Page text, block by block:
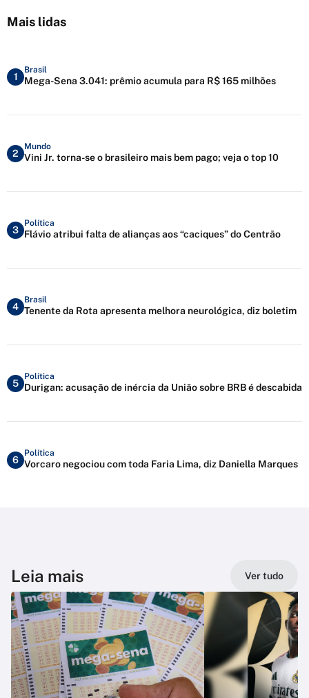
Mais lidas
1
Brasil
Mega-Sena 3.041: prêmio acumula para R$ 165 milhões
2
Mundo
Vini Jr. torna-se o brasileiro mais bem pago; veja o top 10
3
Política
Flávio atribui falta de alianças aos “caciques” do Centrão
4
Brasil
Tenente da Rota apresenta melhora neurológica, diz boletim
5
Política
Durigan: acusação de inércia da União sobre BRB é descabida
6
Política
Vorcaro negociou com toda Faria Lima, diz Daniella Marques
Leia mais Ver tudo